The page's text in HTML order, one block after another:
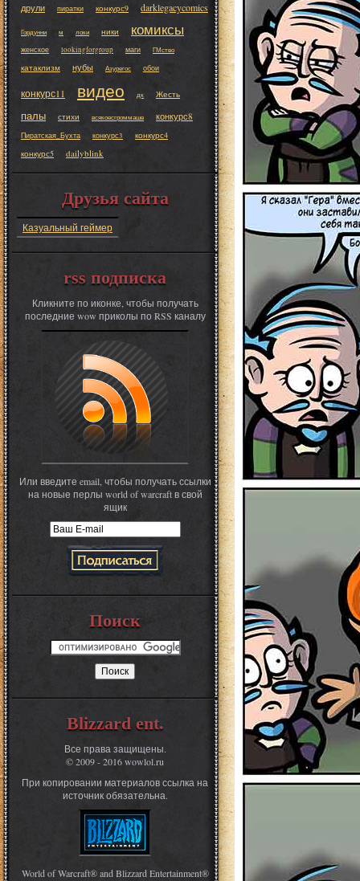
друли пиратки конкурс9 darklegacycomics
Гордунни м локи ники комиксы
женское lookingforgroup маги ГМство
катаклизм нубы Азурегос обои
конкурс11 видео дк Жесть
палы стихи всякоесгроммаше конкурс8
Пиратская_Бухта конкурс3
конкурс4
конкурс5
dailyblink
Друзья сайта
Казуальный геймер
rss подписка
Кликните по иконке, чтобы получать
последние wow приколы по RSS каналу
Или введите email, чтобы получать ссылки
на новые перлы world of warcraft в свой
ящик
Поиск
Blizzard ent.
Все права защищены.
© 2009 - 2016 wowlol.ru
При копировании материалов ссылка на
источник обязательна.
World of Warcraft® and Blizzard Entertainment®